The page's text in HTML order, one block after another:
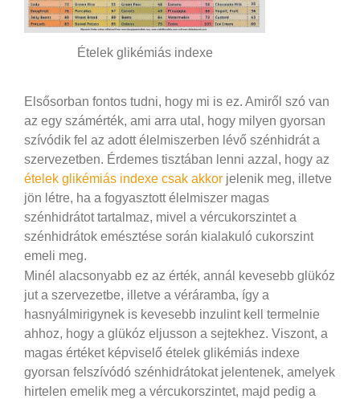
Ételek glikémiás indexe
Elsősorban fontos tudni, hogy mi is ez. Amiről szó van
az egy számérték, ami arra utal, hogy milyen gyorsan
szívódik fel az adott élelmiszerben lévő szénhidrát a
szervezetben. Érdemes tisztában lenni azzal, hogy az
ételek glikémiás indexe csak akkor jelenik meg, illetve
jön létre, ha a fogyasztott élelmiszer magas
szénhidrátot tartalmaz, mivel a vércukorszintet a
szénhidrátok emésztése során kialakuló cukorszint
emeli meg.
Minél alacsonyabb ez az érték, annál kevesebb glükóz
jut a szervezetbe, illetve a véráramba, így a
hasnyálmirigynek is kevesebb inzulint kell termelnie
ahhoz, hogy a glükóz eljusson a sejtekhez. Viszont, a
magas értéket képviselő ételek glikémiás indexe
gyorsan felszívódó szénhidrátokat jelentenek, amelyek
hirtelen emelik meg a vércukorszintet, majd pedig a